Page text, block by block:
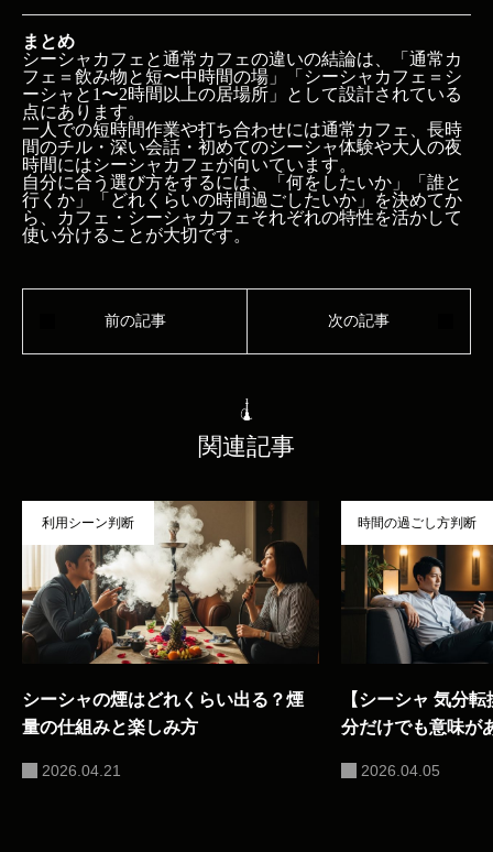
まとめ
シーシャカフェと通常カフェの違いの結論は、「通常カ
フェ＝飲み物と短〜中時間の場」「シーシャカフェ＝シ
ーシャと1〜2時間以上の居場所」として設計されている
点にあります。
一人での短時間作業や打ち合わせには通常カフェ、長時
間のチル・深い会話・初めてのシーシャ体験や大人の夜
時間にはシーシャカフェが向いています。
自分に合う選び方をするには、「何をしたいか」「誰と
行くか」「どれくらいの時間過ごしたいか」を決めてか
ら、カフェ・シーシャカフェそれぞれの特性を活かして
使い分けることが大切です。
関連記事
利用シーン判断
シーシャの煙はどれくらい出る？煙
量の仕組みと楽しみ方
2026.04.21
時間の過ごし方判断
【シーシャ 気分
分だけでも意味が
2026.04.05